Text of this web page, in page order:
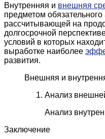
Внутренняя и внешняя
предметом
рассчитывающей на
долгосрочной
условий в которых
выработке наиболее
развития.
Внешняя и
Анализ
Анализ
Заключение